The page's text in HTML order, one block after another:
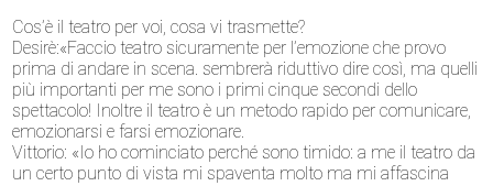
Cos’è il teatro per voi, cosa vi trasmette?
Desirè:«Faccio teatro sicuramente per l’emozione che provo
prima di andare in scena. sembrerà riduttivo dire così, ma quelli
più importanti per me sono i primi cinque secondi dello
spettacolo! Inoltre il teatro è un metodo rapido per comunicare,
emozionarsi e farsi emozionare.
Vittorio: «Io ho cominciato perché sono timido: a me il teatro da
un certo punto di vista mi spaventa molto ma mi affascina